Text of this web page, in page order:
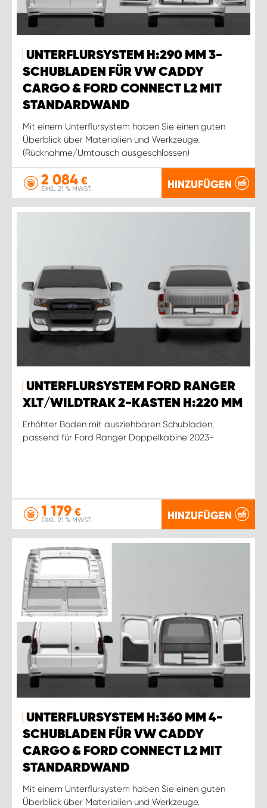
UNTERFLURSYSTEM H:290 MM 3-
SCHUBLADEN FÜR VW CADDY
CARGO & FORD CONNECT L2 MIT
STANDARDWAND
Mit einem Unterflursystem haben Sie einen guten
Überblick über Materialien und Werkzeuge.
(Rücknahme/Umtausch ausgeschlossen)
2 084 €
EXKL. 21 % MWST. HINZUFÜGEN
UNTERFLURSYSTEM FORD RANGER
XLT/WILDTRAK 2-KASTEN H:220 MM
Erhöhter Boden mit ausziehbaren Schubladen,
passend für Ford Ranger Doppelkabine 2023-
1 179 €
EXKL. 21 % MWST. HINZUFÜGEN
UNTERFLURSYSTEM H:360 MM 4-
SCHUBLADEN FÜR VW CADDY
CARGO & FORD CONNECT L2 MIT
STANDARDWAND
Mit einem Unterflursystem haben Sie einen guten
Überblick über Materialien und Werkzeuge.